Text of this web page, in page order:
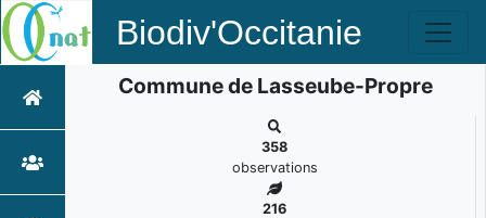
Biodiv'Occitanie
Commune de Lasseube-Propre
358
observations
216